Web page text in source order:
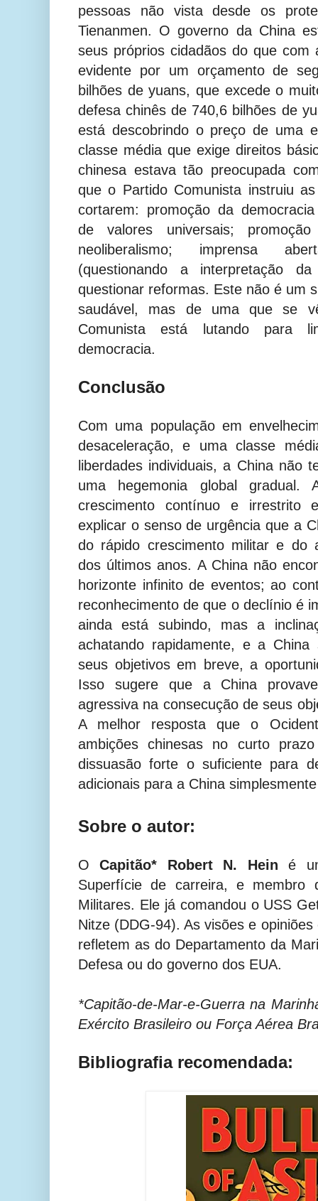
pessoas não vista desde os
Tienanmen. O governo da China
seus próprios cidadãos do que com
evidente por um orçamento de
bilhões de yuans, que excede o
defesa chinês de 740,6 bilhões de
está descobrindo o preço de uma
classe média que exige direitos
chinesa estava tão preocupada
que o Partido Comunista instruiu
cortarem: promoção da
de valores universais;
neoliberalismo; imprensa
(questionando a interpretação
questionar reformas. Este não é um
saudável, mas de uma que se
Comunista está lutando para
democracia.
Conclusão
Com uma população em
desaceleração, e uma classe
liberdades individuais, a China não
uma hegemonia global
crescimento contínuo e irrestrito
explicar o senso de urgência que a
do rápido crescimento militar e do
dos últimos anos. A China não
horizonte infinito de eventos; ao
reconhecimento de que o declínio é
ainda está subindo, mas a
achatando rapidamente, e a
seus objetivos em breve, a
Isso sugere que a China
agressiva na consecução de seus
A melhor resposta que o
ambições chinesas no curto
dissuasão forte o suficiente para
adicionais para a China
Sobre o autor:
OCapitão* Robert N. Hein é
Superfície de carreira, e membro
Militares. Ele já comandou o USS
Nitze (DDG-94). As visões e
refletem as do Departamento da
Defesa ou do governo dos EUA.
*Capitão-de-Mar-e-Guerra na
Exército Brasileiro ou Força Aérea
Bibliografia recomendada: